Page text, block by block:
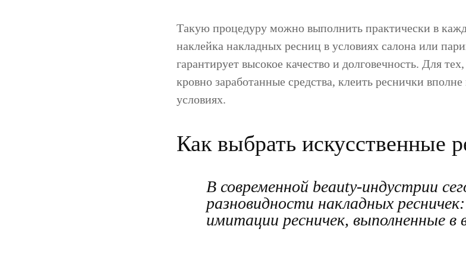
Такую процедуру можно выполнить практически в
наклейка накладных ресниц в условиях салона или
гарантирует высокое качество и долговечность. Для
кровно заработанные средства, клеить реснички
условиях.
Как выбрать искусственные
В современной beauty-индустрии
разновидности накладных
имитации ресничек, выполненные в